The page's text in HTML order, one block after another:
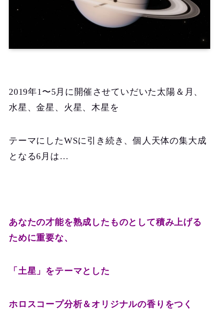
2019年1〜5月に開催させていだいた太陽＆月、
水星、金星、火星、木星を
テーマにしたWSに引き続き、個人天体の集大成
となる6月は…
あなたの才能を熟成したものとして積み上げる
ために重要な、
「土星」をテーマとした
ホロスコープ分析＆オリジナルの香りをつく